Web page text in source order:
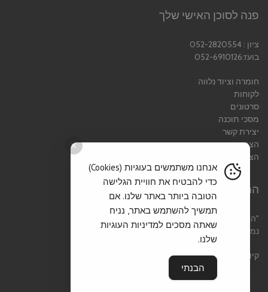
פנה לסוכן האישי שלך
ציון : 052-2820554
בועז:052-6910126
חומרה וציוד נלווה
לקוחות
סרטונים
מסכי תוכנה
יצירת קשר
הצהרת נגישות
הצהרת פרטיות
המוטו שלנו
"הצלחתו של כל עסק
נמדדת לפי שביעות רצון לקוחותיו "
קידום אתרים אורגני
אנחנו משתמשים בעוגיות (Cookies)
כדי להבטיח את חוויית הגלישה
הטובה ביותר באתר שלנו. אם
תמשיך להשתמש באתר, נניח
שאתה מסכים למדיניות העוגיות
שלנו.
הבנתי